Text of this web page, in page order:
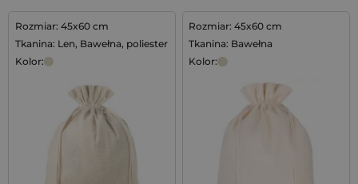
Rozmiar: 45x60 cm
Tkanina: Len, Bawełna, poliester
Kolor:
Rozmiar: 45x60 cm
Tkanina: Bawełna
Kolor: